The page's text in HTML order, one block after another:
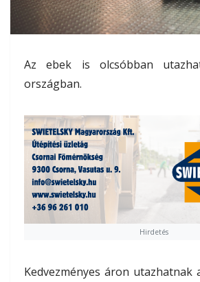
Az ebek is olcsóbban
országban.
Hirdetés
Kedvezményes áron utazhatnak